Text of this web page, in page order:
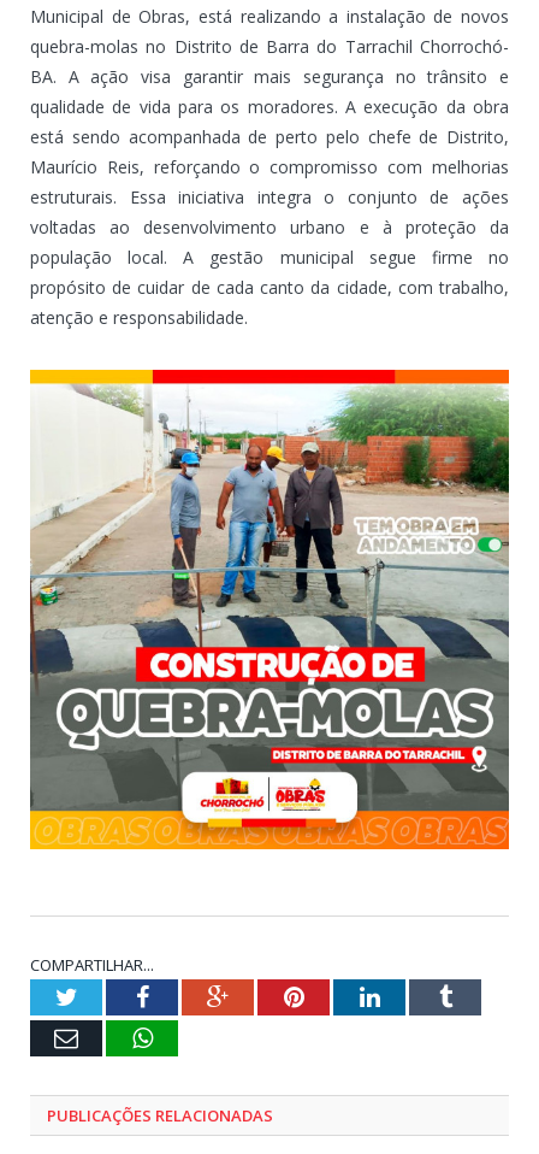
Municipal de Obras, está realizando a instalação de novos
quebra-molas no Distrito de Barra do Tarrachil Chorrochó-
BA. A ação visa garantir mais segurança no trânsito e
qualidade de vida para os moradores. A execução da obra
está sendo acompanhada de perto pelo chefe de Distrito,
Maurício Reis, reforçando o compromisso com melhorias
estruturais. Essa iniciativa integra o conjunto de ações
voltadas ao desenvolvimento urbano e à proteção da
população local. A gestão municipal segue firme no
propósito de cuidar de cada canto da cidade, com trabalho,
atenção e responsabilidade.
COMPARTILHAR...
TwitterFacebookGoogle+PinterestLinkedInTumblr
E-
WhatsApp
PUBLICAÇÕES RELACIONADAS